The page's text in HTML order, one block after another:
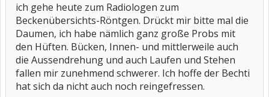
ich gehe heute zum Radiologen zum
Beckenübersichts-Röntgen. Drückt mir bitte mal die
Daumen, ich habe nämlich ganz große Probs mit
den Hüften. Bücken, Innen- und mittlerweile auch
die Aussendrehung und auch Laufen und Stehen
fallen mir zunehmend schwerer. Ich hoffe der Bechti
hat sich da nicht auch noch reingefressen.